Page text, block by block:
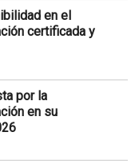
en el
certificada y
por la
en su